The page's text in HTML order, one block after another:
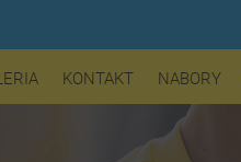
KONTAKT NABORY